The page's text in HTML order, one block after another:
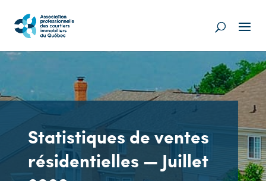
Statistiques de ventes
résidentielles — Juillet